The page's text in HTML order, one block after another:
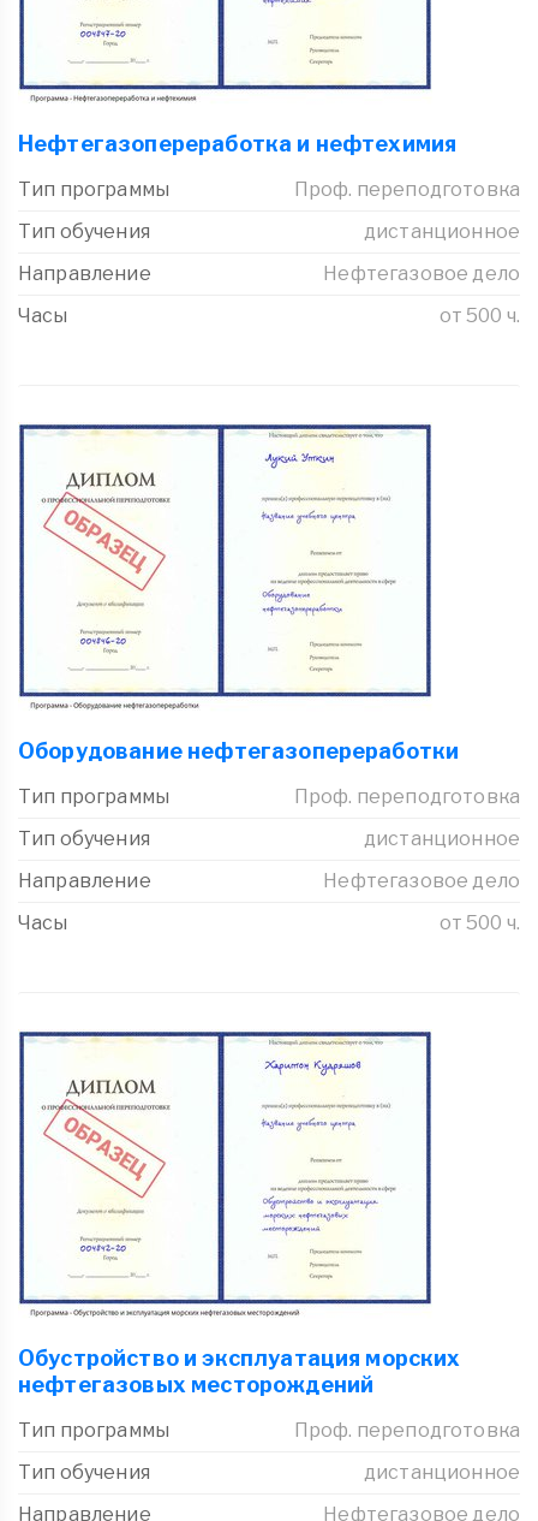
Нефтегазопереработка и нефтехимия
Тип программы
Проф. переподготовка
Тип обучения
дистанционное
Направление
Нефтегазовое дело
Часы
от 500 ч.
Оборудование нефтегазопереработки
Тип программы
Проф. переподготовка
Тип обучения
дистанционное
Направление
Нефтегазовое дело
Часы
от 500 ч.
Обустройство и эксплуатация морских
нефтегазовых месторождений
Тип программы
Проф. переподготовка
Тип обучения
дистанционное
Направление
Нефтегазовое дело